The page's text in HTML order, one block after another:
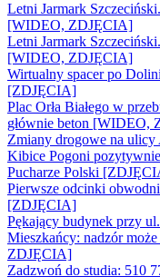
Letni Jarmark
[WIDEO, ZDJĘCIA]
Letni Jarmark
[WIDEO, ZDJĘCIA]
Wirtualny spacer po
[ZDJĘCIA]
Plac Orła Białego w
głównie beton [WIDEO,
Zmiany drogowe na
Kibice Pogoni
Pucharze Polski
Pierwsze odcinki
[ZDJĘCIA]
Pękający budynek przy
Mieszkańcy: nadzór
ZDJĘCIA]
Zadzwoń do studia: 510